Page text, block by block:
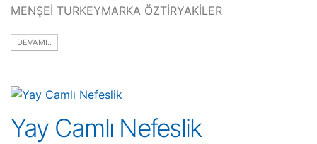
MENŞEİ TURKEYMARKA ÖZTİRYAKİLER
DEVAMI..
Yay Camlı Nefeslik